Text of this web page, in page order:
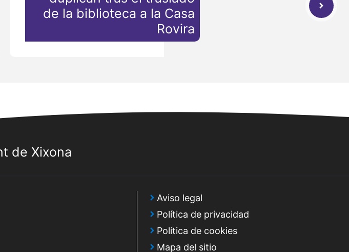
de la biblioteca a la Casa
Rovira
de Xixona
Aviso legal
Política de privacidad
Política de cookies
Mapa del sitio